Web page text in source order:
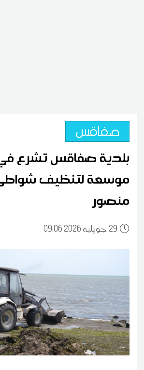
صفاقس
بلدية صفاقس تشرع
موسعة لتنظيف
منصور
29 09:06 2026 جويلية